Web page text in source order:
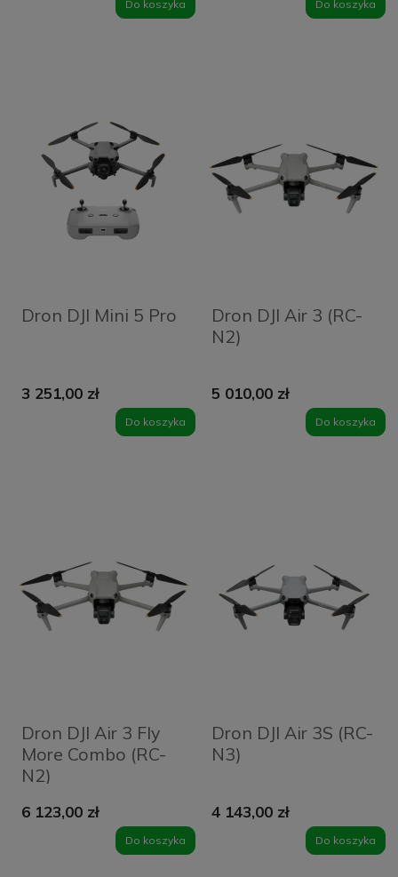
Do koszyka Do koszyka
Dron DJI Mini 5 Pro
3 251,00 zł
Do koszyka
Dron DJI Air 3 (RC-
N2)
5 010,00 zł
Do koszyka
Dron DJI Air 3 Fly
More Combo (RC-
N2)
6 123,00 zł
Do koszyka
Dron DJI Air 3S (RC-
N3)
4 143,00 zł
Do koszyka